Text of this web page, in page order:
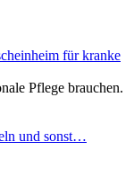
für kranke
Pflege brauchen.
und sonst…